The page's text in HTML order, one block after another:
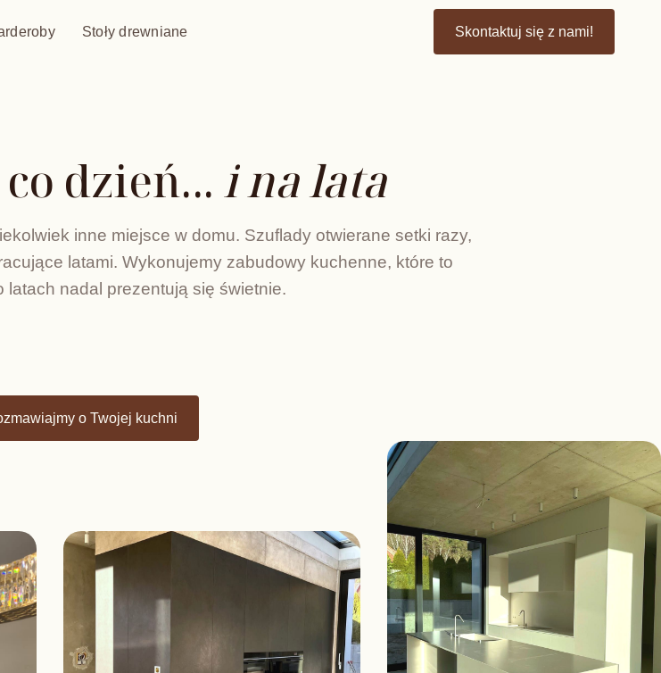
Stoły drewniane Skontaktuj się z nami!
dzień... i na lata
inne miejsce w domu. Szuflady otwierane setki razy,
latami. Wykonujemy zabudowy kuchenne, które to
nadal prezentują się świetnie.
o Twojej kuchni